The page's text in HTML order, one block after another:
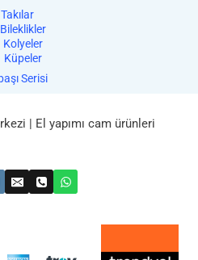
Takılar
Bileklikler
Kolyeler
Küpeler
Serisi
| El yapımı cam ürünleri